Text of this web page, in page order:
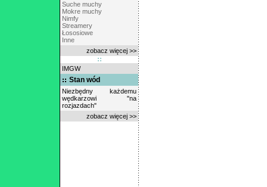
Suche muchy
Mokre muchy
Nimfy
Streamery
Łososiowe
Inne
zobacz więcej >>
IMGW
Stan wód
Niezbędny każdemu
wędkarzowi "na
rozjazdach"
zobacz więcej >>